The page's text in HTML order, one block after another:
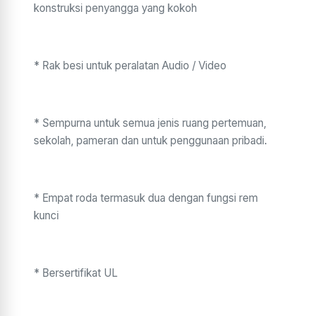
konstruksi penyangga yang kokoh
* Rak besi untuk peralatan Audio / Video
* Sempurna untuk semua jenis ruang pertemuan,
sekolah, pameran dan untuk penggunaan pribadi.
* Empat roda termasuk dua dengan fungsi rem
kunci
* Bersertifikat UL